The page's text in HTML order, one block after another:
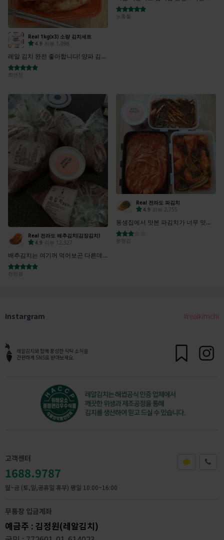
Instargram #realkimchi
레알김치와 함께 풍성한 식탁 소식을
간편하게 SNS로 받아보세요.
고객센터
1688.9787
월~금 (토,일,공휴일 휴무) 평일 10:00~16:00
무통장 입금계좌
예금주 : 김정원(레알김치)